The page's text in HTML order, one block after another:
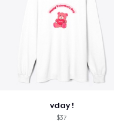
vday !
$37